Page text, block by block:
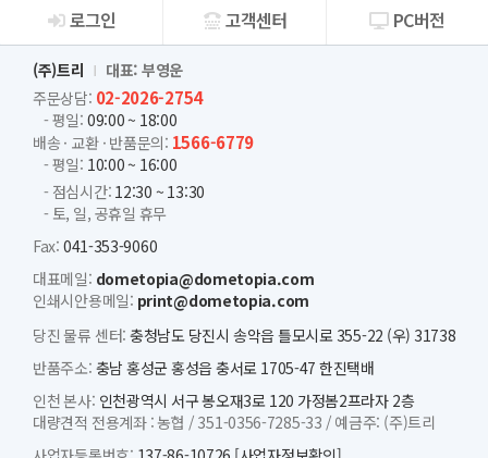
회사소개
로그인 고객센터 PC버전
(주)트리
대표: 부영운
주문상담: 02-2026-2754
- 평일: 09:00 ~ 18:00
배송 · 교환 · 반품문의: 1566-6779
- 평일: 10:00 ~ 16:00
- 점심시간: 12:30 ~ 13:30
- 토, 일, 공휴일 휴무
Fax: 041-353-9060
대표메일: dometopia@dometopia.com
인쇄시안용메일: print@dometopia.com
당진 물류 센터: 충청남도 당진시 송악읍 틀모시로 355-22 (우) 31738
반품주소: 충남 홍성군 홍성읍 충서로 1705-47 한진택배
인천 본사: 인천광역시 서구 봉오재3로 120 가정봄2프라자 2층
대량견적 전용계좌 :농협 / 351-0356-7285-33 / 예금주: (주)트리